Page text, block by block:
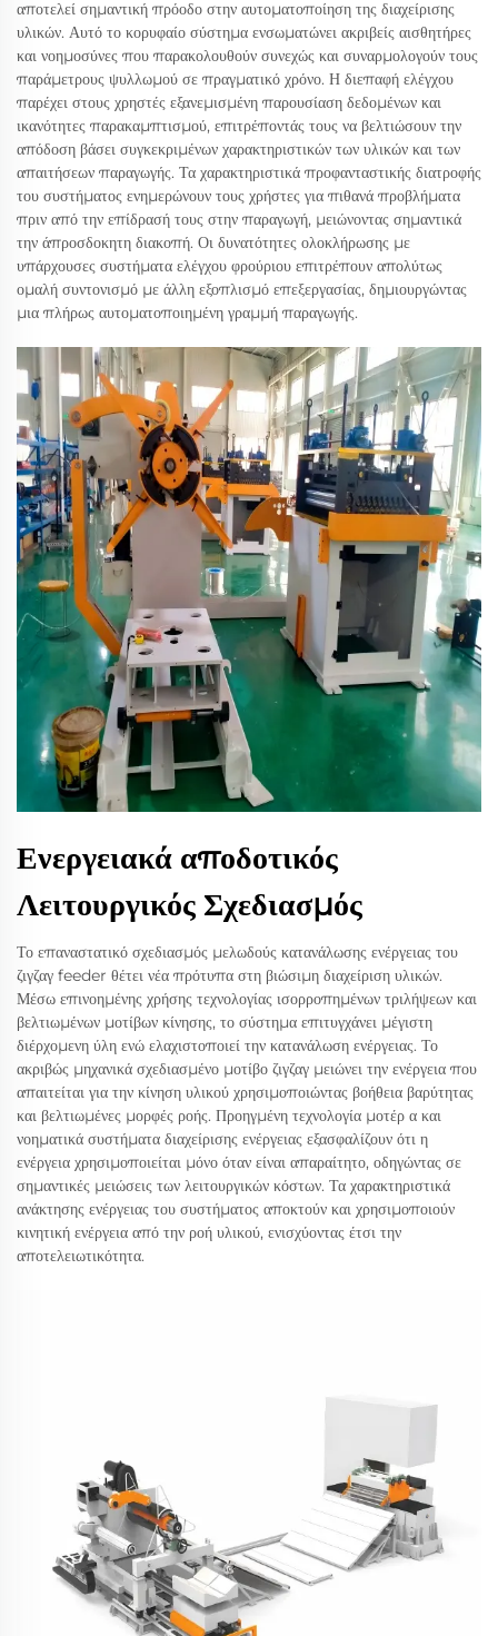
αποτελεί σημαντική πρόοδο στην αυτοματοποίηση της διαχείρισης
υλικών. Αυτό το κορυφαίο σύστημα ενσωματώνει ακριβείς αισθητήρες
και νοημοσύνες που παρακολουθούν συνεχώς και συναρμολογούν τους
παράμετρους ψυλλωμού σε πραγματικό χρόνο. Η διεπαφή ελέγχου
παρέχει στους χρηστές εξανεμισμένη παρουσίαση δεδομένων και
ικανότητες παρακαμπτισμού, επιτρέποντάς τους να βελτιώσουν την
απόδοση βάσει συγκεκριμένων χαρακτηριστικών των υλικών και των
απαιτήσεων παραγωγής. Τα χαρακτηριστικά προφανταστικής διατροφής
του συστήματος ενημερώνουν τους χρήστες για πιθανά προβλήματα
πριν από την επίδρασή τους στην παραγωγή, μειώνοντας σημαντικά
την άπροσδοκητη διακοπή. Οι δυνατότητες ολοκλήρωσης με
υπάρχουσες συστήματα ελέγχου φρούριου επιτρέπουν απολύτως
ομαλή συντονισμό με άλλη εξοπλισμό επεξεργασίας, δημιουργώντας
μια πλήρως αυτοματοποιημένη γραμμή παραγωγής.
Ενεργειακά αποδοτικός
Λειτουργικός Σχεδιασμός
Το επαναστατικό σχεδιασμός μελωδούς κατανάλωσης ενέργειας του
ζιγζαγ feeder θέτει νέα πρότυπα στη βιώσιμη διαχείριση υλικών.
Μέσω επινοημένης χρήσης τεχνολογίας ισορροπημένων τριλήψεων και
βελτιωμένων μοτίβων κίνησης, το σύστημα επιτυγχάνει μέγιστη
διέρχομενη ύλη ενώ ελαχιστοποιεί την κατανάλωση ενέργειας. Το
ακριβώς μηχανικά σχεδιασμένο μοτίβο ζιγζαγ μειώνει την ενέργεια που
απαιτείται για την κίνηση υλικού χρησιμοποιώντας βοήθεια βαρύτητας
και βελτιωμένες μορφές ροής. Προηγμένη τεχνολογία μοτέρ α και
νοηματικά συστήματα διαχείρισης ενέργειας εξασφαλίζουν ότι η
ενέργεια χρησιμοποιείται μόνο όταν είναι απαραίτητο, οδηγώντας σε
σημαντικές μειώσεις των λειτουργικών κόστων. Τα χαρακτηριστικά
ανάκτησης ενέργειας του συστήματος αποκτούν και χρησιμοποιούν
κινητική ενέργεια από την ροή υλικού, ενισχύοντας έτσι την
αποτελειωτικότητα.